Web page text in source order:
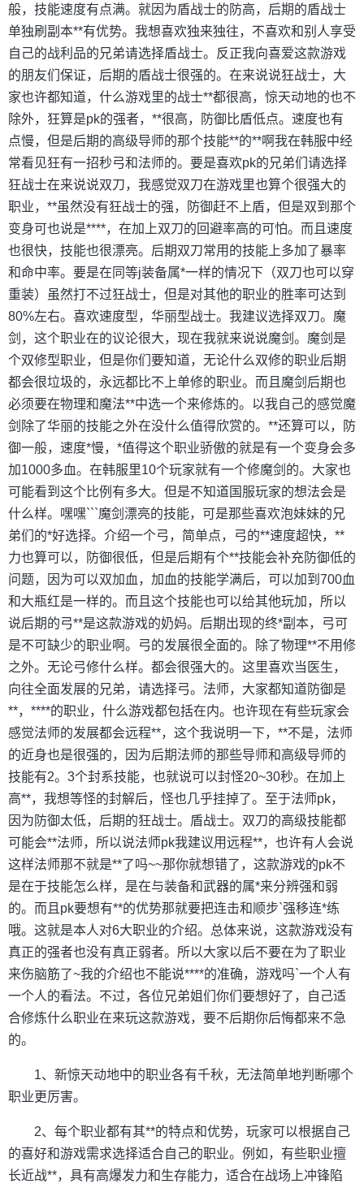
般，技能速度有点满。就因为盾战士的防高，后期的盾战士
单独刷副本**有优势。我想喜欢独来独往，不喜欢和别人享受
自己的战利品的兄弟请选择盾战士。反正我向喜爱这款游戏
的朋友们保证，后期的盾战士很强的。在来说说狂战士，大
家也许都知道，什么游戏里的战士**都很高，惊天动地的也不
除外，狂算是pk的强者，**很高，防御比盾低点。速度也有
点慢，但是后期的高级导师的那个技能**的**啊我在韩服中经
常看见狂有一招秒弓和法师的。要是喜欢pk的兄弟们请选择
狂战士在来说说双刀，我感觉双刀在游戏里也算个很强大的
职业，**虽然没有狂战士的强，防御赶不上盾，但是双到那个
变身可也说是****，在加上双刀的回避率高的可怕。而且速度
也很快，技能也很漂亮。后期双刀常用的技能上多加了暴率
和命中率。要是在同等j装备属*一样的情况下（双刀也可以穿
重装）虽然打不过狂战士，但是对其他的职业的胜率可达到
80%左右。喜欢速度型，华丽型战士。我建议选择双刀。魔
剑，这个职业在的议论很大，现在我就来说说魔剑。魔剑是
个双修型职业，但是你们要知道，无论什么双修的职业后期
都会很垃圾的，永远都比不上单修的职业。而且魔剑后期也
必须要在物理和魔法**中选一个来修炼的。以我自己的感觉魔
剑除了华丽的技能之外在没什么值得欣赏的。**还算可以，防
御一般，速度*慢，*值得这个职业骄傲的就是有一个变身会多
加1000多血。在韩服里10个玩家就有一个修魔剑的。大家也
可能看到这个比例有多大。但是不知道国服玩家的想法会是
什么样。嘿嘿```魔剑漂亮的技能，可是那些喜欢泡妹妹的兄
弟们的*好选择。介绍一个弓，简单点，弓的**速度超快，**
力也算可以，防御很低，但是后期有个**技能会补充防御低的
问题，因为可以双加血，加血的技能学满后，可以加到700血
和大瓶红是一样的。而且这个技能也可以给其他玩加，所以
说后期的弓**是这款游戏的奶妈。后期出现的终*副本，弓可
是不可缺少的职业啊。弓的发展很全面的。除了物理**不用修
之外。无论弓修什么样。都会很强大的。这里喜欢当医生，
向往全面发展的兄弟，请选择弓。法师，大家都知道防御是
**，****的职业，什么游戏都包括在内。也许现在有些玩家会
感觉法师的发展都会远程**，这个我说明一下，**不是，法师
的近身也是很强的，因为后期法师的那些导师和高级导师的
技能有2。3个封系技能，也就说可以封怪20~30秒。在加上
高**，我想等怪的封解后，怪也几乎挂掉了。至于法师pk，
因为防御太低，后期的狂战士。盾战士。双刀的高级技能都
可能会**法师，所以说法师pk我建议用远程**，也许有人会说
这样法师那不就是**了吗~~那你就想错了，这款游戏的pk不
是在于技能怎么样，是在与装备和武器的属*来分辨强和弱
的。而且pk要想有**的优势那就要把连击和顺步`强移连*练
哦。这就是本人对6大职业的介绍。总体来说，这款游戏没有
真正的强者也没有真正弱者。所以大家以后不要在为了职业
来伤脑筋了~我的介绍也不能说****的准确，游戏吗`一个人有
一个人的看法。不过，各位兄弟姐们你们要想好了，自己适
合修炼什么职业在来玩这款游戏，要不后期你后悔都来不急
的。
1、新惊天动地中的职业各有千秋，无法简单地判断哪个
职业更厉害。
2、每个职业都有其**的特点和优势，玩家可以根据自己
的喜好和游戏需求选择适合自己的职业。例如，有些职业擅
长近战**，具有高爆发力和生存能力，适合在战场上冲锋陷